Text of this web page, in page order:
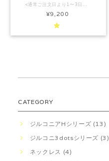
<通常ご注文日より1〜3日以内（土日祝除く）の発送となります。特定期間発送作業をお休みさせて頂く場合はインスタグラム、及びショップトップページにてお知らせさせていただいております。> 商品のお問い合わせはLINEにてお気軽に♡→https://lin.ee/XDhzj7W 黒のギフトボックスに入れてお送りいたします。 （写真は長方形ですが、正方形の箱となります。） ※カフス、ピンバッジとセットにしてお箱に入れる場合は、その旨を備考欄にご記入ください。記載がない場合は別々にご用意させていただきます。 セットの内容によって、長方形（5cm×8.2cm×2.5cm)を使用させていただきます。 ジルコニアHモチーフ、ジルコニアボールモチーフのカフスボタンです。 組み合わせは自由にお選びいただけます。 フォーマルなシャツスタイルだからこそさりげないお洒落で、こだわりのある物を身に付けたいですね！ それぞれセットアップできるタイピンもご用意しております。 カフスの向きに関しては着画をご参照ください。 （腕を下ろした時にそれぞれ”H上下”、”ボール横向き”となります。） ※カフスのH型には手元の引っかかり防止の為、タイピン・ピンバッジのようなボール（一粒ジルコニア）は付いておりません。 プラチナ仕上げのロジウムコーティングは光沢があり、傷や汗による変色を起こしにくい加工です。 他にはないラグビーグッズをお探しの方、ラグビー好きな方へのプレゼントに是非♡ ギフトとしてお贈り先様へ直送の場合、外装に「依頼主様」としてご注文者様のお名前を記載させていただきます。 納品書は同封致しません。ご入用の場合はご購入者様に別途メールさせていただきますので、備考欄にご記入ください。メッセージカード代筆ご要望の場合は、備考欄にご記入ください。 ペーパーバッグは有料です。（オプションにてご選択ください。） ペーパーバッグは折り畳んだ状態で納品させていただきます。 素材：合金（ロジウムコーティング） サイズ：H型 約幅1.4cm×高さ1.5cm ボール型 約幅1.8cm×高さ1cm 商品のお問い合わせはLINEにてお気軽に♡→https://lin.ee/XDhzj7W 注意事項 ※アレルギーを起こしにくい素材を使用しておりますが、すべての方に金属アレルギー反応が出来ないこと(アレルギーフリー)を保証するものではございません。皮膚に異常を感じた場合は直ちにご使用を中止し、専門医にご相談ください。 ※ ご覧になっているモニターによって多少色の誤差があります。ご了承ください。 ※スポーツをする際やサウナなど高温場所でのご使用はお避けください。 ※誤飲防止のため乳幼児の手の届かない場所に保管してください。 ※着用後は柔らかい布などでふき取り大切に保管してください。
¥9,200
CATEGORY
ジルコニアHシリーズ (13)
ジルコニ3dotsシリーズ (3)
ネックレス (4)